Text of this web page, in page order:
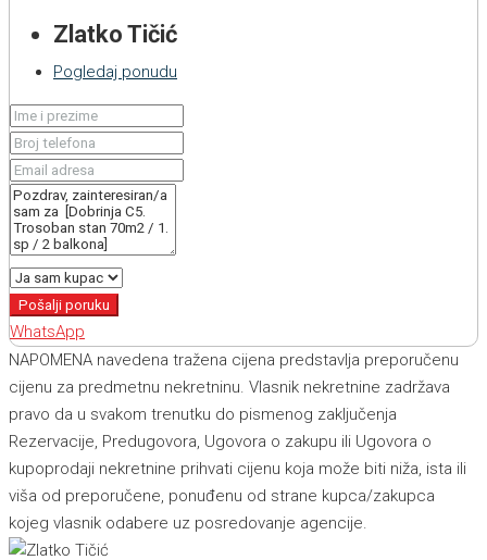
Zlatko Tičić
Pogledaj ponudu
Pošalji poruku
WhatsApp
NAPOMENA navedena tražena cijena predstavlja preporučenu
cijenu za predmetnu nekretninu. Vlasnik nekretnine zadržava
pravo da u svakom trenutku do pismenog zaključenja
Rezervacije, Predugovora, Ugovora o zakupu ili Ugovora o
kupoprodaji nekretnine prihvati cijenu koja može biti niža, ista ili
viša od preporučene, ponuđenu od strane kupca/zakupca
kojeg vlasnik odabere uz posredovanje agencije.